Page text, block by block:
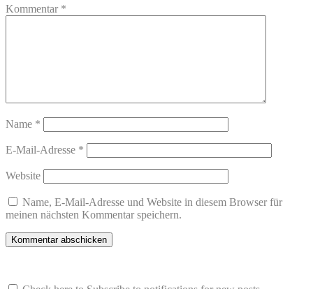
Kommentar *
Name *
E-Mail-Adresse *
Website
Name, E-Mail-Adresse und Website in diesem Browser für
meinen nächsten Kommentar speichern.